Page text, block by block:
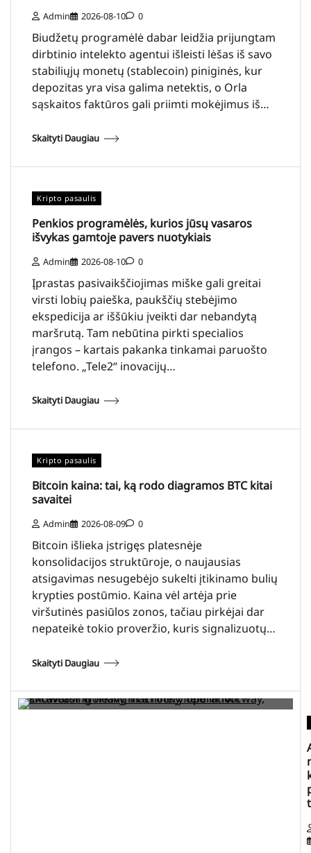
Admin 2026-08-10 0
Biudžetų programėlė dabar leidžia prijungtam
dirbtinio intelekto agentui išleisti lėšas iš savo
stabiliųjų monetų (stablecoin) piniginės, kur
depozitas yra visa galima netektis, o Orla
sąskaitos faktūros gali priimti mokėjimus iš…
Skaityti Daugiau
Kripto pasaulis
Penkios programėlės, kurios jūsų vasaros
išvykas gamtoje pavers nuotykiais
Admin 2026-08-10 0
Įprastas pasivaikščiojimas miške gali greitai
virsti lobių paieška, paukščių stebėjimo
ekspedicija ar iššūkiu įveikti dar nebandytą
maršrutą. Tam nebūtina pirkti specialios
įrangos – kartais pakanka tinkamai paruošto
telefono. „Tele2“ inovacijų…
Skaityti Daugiau
Kripto pasaulis
Bitcoin kaina: tai, ką rodo diagramos BTC kitai
savaitei
Admin 2026-08-09 0
Bitcoin išlieka įstrigęs platesnėje
konsolidacijos struktūroje, o naujausias
atsigavimas nesugebėjo sukelti įtikinamo bulių
krypties postūmio. Kaina vėl artėja prie
viršutinės pasiūlos zonos, tačiau pirkėjai dar
nepateikė tokio proveržio, kuris signalizuotų…
Skaityti Daugiau